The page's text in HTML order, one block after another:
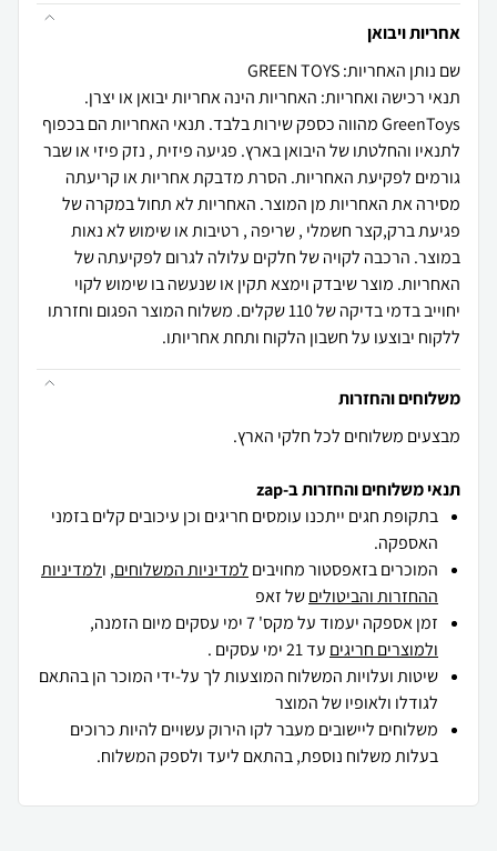
אחריות ויבואן
שם נותן האחריות: GREEN TOYS
תנאי רכישה ואחריות: האחריות הינה אחריות יבואן או יצרן.
GreenToys מהווה כספק שירות בלבד. תנאי האחריות הם בכפוף
לתנאיו והחלטתו של היבואן בארץ. פגיעה פיזית , נזק פיזי או שבר
גורמים לפקיעת האחריות. הסרת מדבקת אחריות או קריעתה
מסירה את האחריות מן המוצר. האחריות לא תחול במקרה של
פגיעת ברק,קצר חשמלי , שריפה , רטיבות או שימוש לא נאות
במוצר. הרכבה לקויה של חלקים עלולה לגרום לפקיעתה של
האחריות. מוצר שיבדק וימצא תקין או שנעשה בו שימוש לקוי
יחוייב בדמי בדיקה של 110 שקלים. משלוח המוצר הפגום וחזרתו
ללקוח יבוצעו על חשבון הלקוח ותחת אחריותו.
משלוחים והחזרות
מבצעים משלוחים לכל חלקי הארץ.
תנאי משלוחים והחזרות ב-zap
בתקופת חגים ייתכנו עומסים חריגים וכן עיכובים קלים בזמני
האספקה.
המוכרים בזאפסטור מחויבים למדיניות המשלוחים, ולמדיניות
ההחזרות והביטוליםשל זאפ
זמן אספקה יעמוד על מקס' 7 ימי עסקים מיום הזמנה,
ולמוצרים חריגים עד 21 ימי עסקים .
שיטות ועלויות המשלוח המוצעות לך על-ידי המוכר הן בהתאם
לגודלו ולאופיו של המוצר
משלוחים ליישובים מעבר לקו הירוק עשויים להיות כרוכים
בעלות משלוח נוספת, בהתאם ליעד ולספק המשלוח.